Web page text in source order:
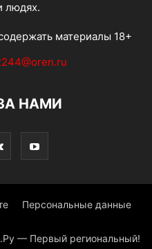
людях.
материалы 18+
НАМИ
Персональные данные
— Первый региональный!